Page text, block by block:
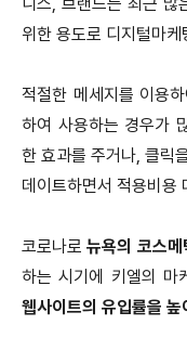
위한 용도로 디지털마
적절한 메세지를 이용
하여 사용하는 경우가
한 효과를 주거나, 클릭
데이트하면서 적용비용
코로나로뉴욕의 코스
하는 시기에 키엘의 마
웹사이트의 유입률을